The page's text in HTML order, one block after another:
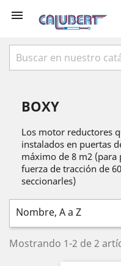

BOXY
Los motor reductores
instalados en puertas
máximo de 8 m2 (para
fuerza de tracción de
seccionarles)
Nombre, A a Z
Mostrando 1-2 de 2